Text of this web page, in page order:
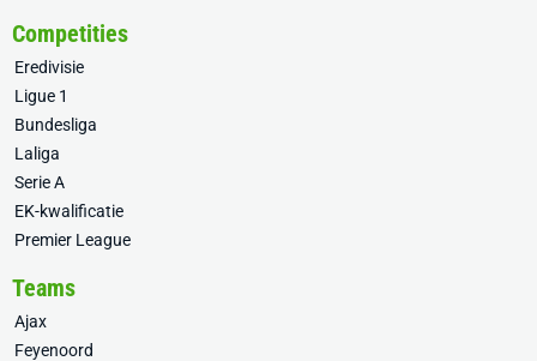
Competities
Eredivisie
Ligue 1
Bundesliga
Laliga
Serie A
EK-kwalificatie
Premier League
Teams
Ajax
Feyenoord